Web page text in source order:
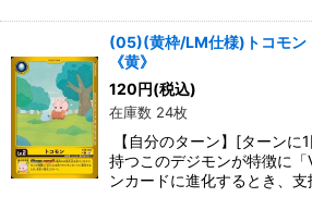
(05)(黄枠/LM仕様)トコモ
《黄》
120 円(税込)
在庫数 24枚
【自分のターン】[ターンに
持つこのデジモンが特徴に
ンカードに進化するとき、支